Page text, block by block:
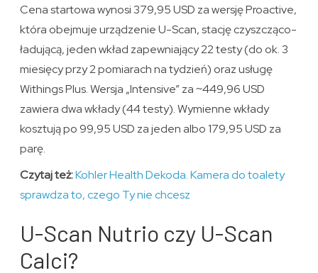
Cena startowa wynosi 379,95 USD za wersję Proactive,
która obejmuje urządzenie U-Scan, stację czyszcząco-
ładującą, jeden wkład zapewniający 22 testy (do ok. 3
miesięcy przy 2 pomiarach na tydzień) oraz usługę
Withings Plus. Wersja „Intensive” za ~449,96 USD
zawiera dwa wkłady (44 testy). Wymienne wkłady
kosztują po 99,95 USD za jeden albo 179,95 USD za
parę.
Czytaj też:Kohler Health Dekoda. Kamera do toalety
sprawdza to, czego Ty nie chcesz
U-Scan Nutrio czy U-Scan
Calci?